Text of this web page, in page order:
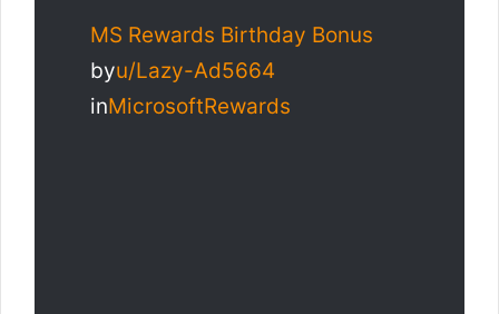
MS Rewards Birthday Bonus
byu/Lazy-Ad5664
inMicrosoftRewards